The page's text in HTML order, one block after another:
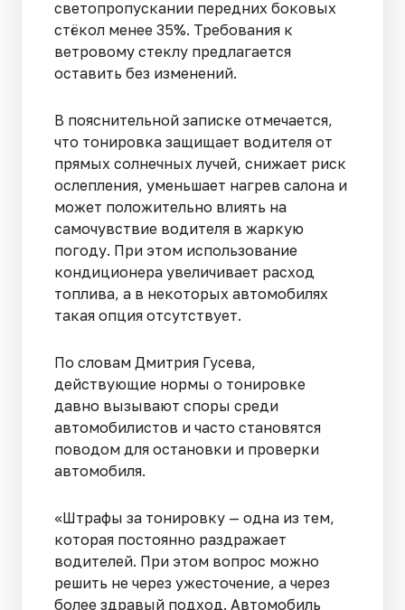
светопропускании передних боковых
стёкол менее 35%. Требования к
ветровому стеклу предлагается
оставить без изменений.
В пояснительной записке отмечается,
что тонировка защищает водителя от
прямых солнечных лучей, снижает риск
ослепления, уменьшает нагрев салона и
может положительно влиять на
самочувствие водителя в жаркую
погоду. При этом использование
кондиционера увеличивает расход
топлива, а в некоторых автомобилях
такая опция отсутствует.
По словам Дмитрия Гусева,
действующие нормы о тонировке
давно вызывают споры среди
автомобилистов и часто становятся
поводом для остановки и проверки
автомобиля.
«Штрафы за тонировку — одна из тем,
которая постоянно раздражает
водителей. При этом вопрос можно
решить не через ужесточение, а через
более здравый подход. Автомобиль